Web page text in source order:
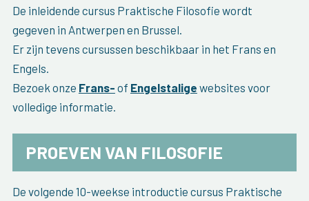
De inleidende cursus Praktische Filosofie wordt
gegeven in Antwerpen en Brussel.
Er zijn tevens cursussen beschikbaar in het Frans en
Engels.
Bezoek onze Frans- of Engelstalige websites voor
volledige informatie.
PROEVEN VAN FILOSOFIE
De volgende 10-weekse introductie cursus Praktische